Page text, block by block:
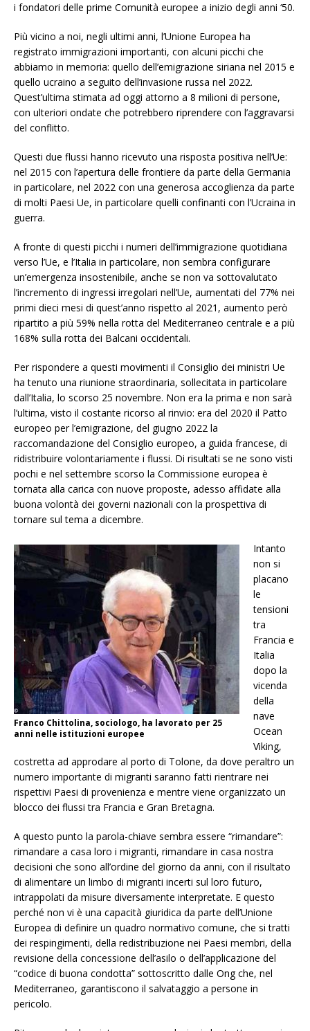
i fondatori delle prime Comunità europee a inizio degli anni ‘50.
Più vicino a noi, negli ultimi anni, l’Unione Europea ha
registrato immigrazioni importanti, con alcuni picchi che
abbiamo in memoria: quello dell’emigrazione siriana nel 2015 e
quello ucraino a seguito dell’invasione russa nel 2022.
Quest’ultima stimata ad oggi attorno a 8 milioni di persone,
con ulteriori ondate che potrebbero riprendere con l’aggravarsi
del conflitto.
Questi due flussi hanno ricevuto una risposta positiva nell’Ue:
nel 2015 con l’apertura delle frontiere da parte della Germania
in particolare, nel 2022 con una generosa accoglienza da parte
di molti Paesi Ue, in particolare quelli confinanti con l’Ucraina in
guerra.
A fronte di questi picchi i numeri dell’immigrazione quotidiana
verso l’Ue, e l’Italia in particolare, non sembra configurare
un’emergenza insostenibile, anche se non va sottovalutato
l’incremento di ingressi irregolari nell’Ue, aumentati del 77% nei
primi dieci mesi di quest’anno rispetto al 2021, aumento però
ripartito a più 59% nella rotta del Mediterraneo centrale e a più
168% sulla rotta dei Balcani occidentali.
Per rispondere a questi movimenti il Consiglio dei ministri Ue
ha tenuto una riunione straordinaria, sollecitata in particolare
dall’Italia, lo scorso 25 novembre. Non era la prima e non sarà
l’ultima, visto il costante ricorso al rinvio: era del 2020 il Patto
europeo per l’emigrazione, del giugno 2022 la
raccomandazione del Consiglio europeo, a guida francese, di
ridistribuire volontariamente i flussi. Di risultati se ne sono visti
pochi e nel settembre scorso la Commissione europea è
tornata alla carica con nuove proposte, adesso affidate alla
buona volontà dei governi nazionali con la prospettiva di
tornare sul tema a dicembre.
Franco Chittolina, sociologo, ha lavorato per 25
anni nelle istituzioni europee
Intanto
non si
placano
le
tensioni
tra
Francia e
Italia
dopo la
vicenda
della
nave
Ocean
Viking,
costretta ad approdare al porto di Tolone, da dove peraltro un
numero importante di migranti saranno fatti rientrare nei
rispettivi Paesi di provenienza e mentre viene organizzato un
blocco dei flussi tra Francia e Gran Bretagna.
A questo punto la parola-chiave sembra essere “rimandare”:
rimandare a casa loro i migranti, rimandare in casa nostra
decisioni che sono all’ordine del giorno da anni, con il risultato
di alimentare un limbo di migranti incerti sul loro futuro,
intrappolati da misure diversamente interpretate. E questo
perché non vi è una capacità giuridica da parte dell’Unione
Europea di definire un quadro normativo comune, che si tratti
dei respingimenti, della redistribuzione nei Paesi membri, della
revisione della concessione dell’asilo o dell’applicazione del
“codice di buona condotta” sottoscritto dalle Ong che, nel
Mediterraneo, garantiscono il salvataggio a persone in
pericolo.